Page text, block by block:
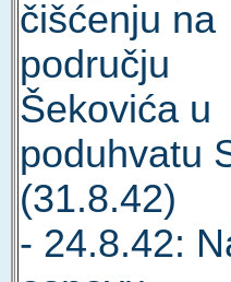
čišćenju na
području
Šekovića u
poduhvatu
(31.8.42)
- 24.8.42: